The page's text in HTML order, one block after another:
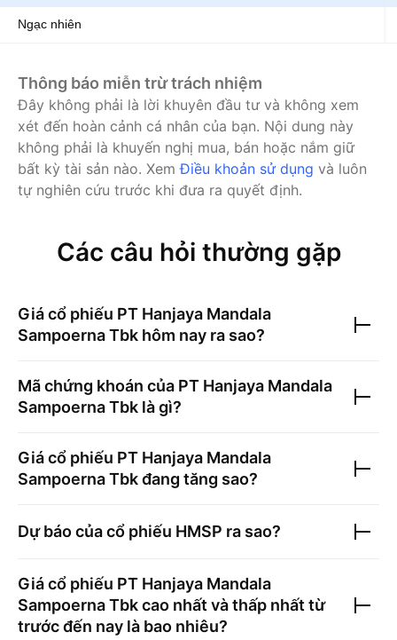
Ngạc nhiên
Thông báo miễn trừ trách nhiệm
Đây không phải là lời khuyên đầu tư và không xem
xét đến hoàn cảnh cá nhân của bạn. Nội dung này
không phải là khuyến nghị mua, bán hoặc nắm giữ
bất kỳ tài sản nào. XemĐiều khoản sử dụng và luôn
tự nghiên cứu trước khi đưa ra quyết định.
Các câu hỏi thường gặp
Giá cổ phiếu PT Hanjaya Mandala
Sampoerna Tbk hôm nay ra sao?
Mã chứng khoán của PT Hanjaya Mandala
Sampoerna Tbk là gì?
Giá cổ phiếu PT Hanjaya Mandala
Sampoerna Tbkđang tăng sao?
Dự báo của cổ phiếu HMSP ra sao?
Giá cổ phiếu PT Hanjaya Mandala
Sampoerna Tbkcao nhất và thấp nhất từ
trước đến nay là bao nhiêu?